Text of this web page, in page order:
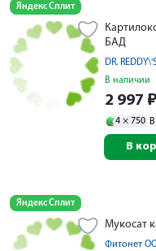
Яндекс Сплит
БАД
DR.
В наличии
2 997 ₽
4 × 750
В
Яндекс Сплит
Мукосат
Фитонет